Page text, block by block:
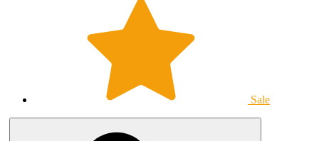
Sale